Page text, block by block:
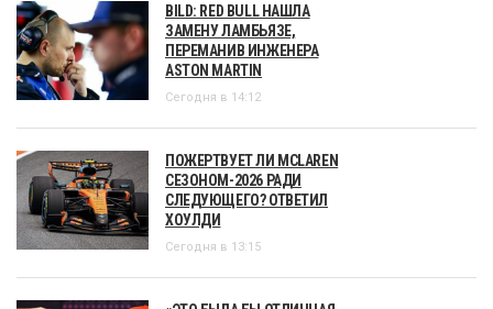
BILD: RED BULL НАШЛА
ЗАМЕНУ ЛАМБЬЯЗЕ,
ПЕРЕМАНИВ ИНЖЕНЕРА
ASTON MARTIN
Сегодня в 14:12
ПОЖЕРТВУЕТ ЛИ MCLAREN
СЕЗОНОМ-2026 РАДИ
СЛЕДУЮЩЕГО? ОТВЕТИЛ
ХОУЛДИ
Сегодня в 13:15